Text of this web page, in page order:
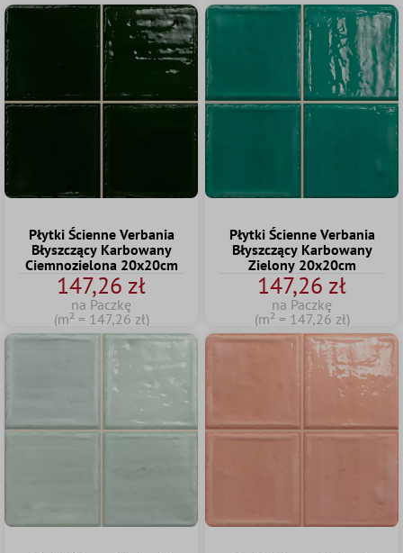
Płytki Ścienne Verbania
Błyszczący Karbowany
Ciemnozielona 20x20cm
147,26 zł
na Paczkę
(m² = 147,26 zł)
Płytki Ścienne Verbania
Błyszczący Karbowany
Zielony 20x20cm
147,26 zł
na Paczkę
(m² = 147,26 zł)